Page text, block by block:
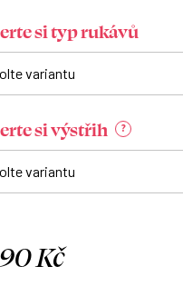
si typ rukávů
si výstřih ?
Kč